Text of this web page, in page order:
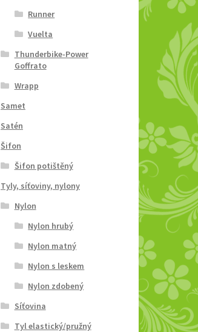
Runner
Vuelta
Thunderbike-Power
Goffrato
Wrapp
Samet
Satén
Šifon
Šifon potištěný
Tyly, síťoviny, nylony
Nylon
Nylon hrubý
Nylon matný
Nylon s leskem
Nylon zdobený
Síťovina
Tyl elastický/pružný